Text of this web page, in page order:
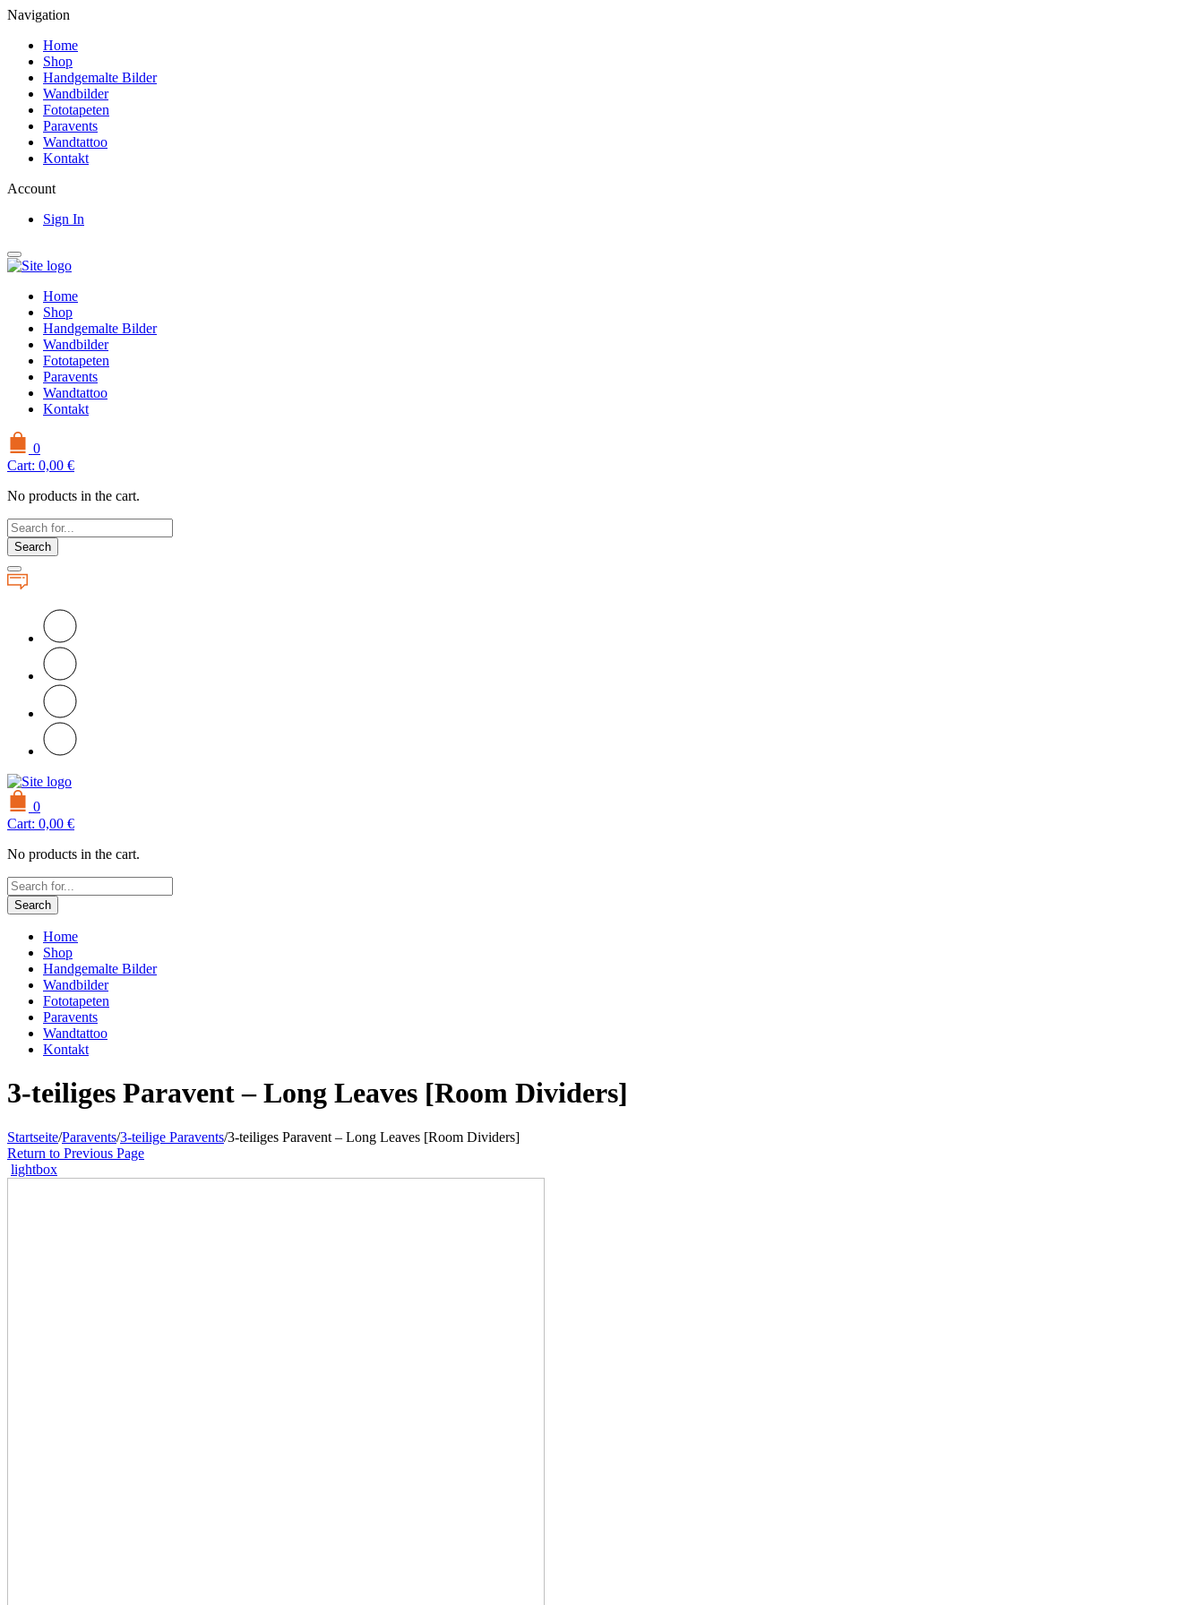
Navigation
Home
Shop
Handgemalte Bilder
Wandbilder
Fototapeten
Paravents
Wandtattoo
Kontakt
Account
Sign In
Home
Shop
Handgemalte Bilder
Wandbilder
Fototapeten
Paravents
Wandtattoo
Kontakt
0
Cart: 0,00 €
No products in the cart.
Search
0
Cart: 0,00 €
No products in the cart.
Search
Home
Shop
Handgemalte Bilder
Wandbilder
Fototapeten
Paravents
Wandtattoo
Kontakt
3-teiliges Paravent – Long Leaves [Room Dividers]
Startseite/Paravents/3-teilige Paravents/3-teiliges Paravent – Long Leaves [Room Dividers]
Return to Previous Page
lightbox